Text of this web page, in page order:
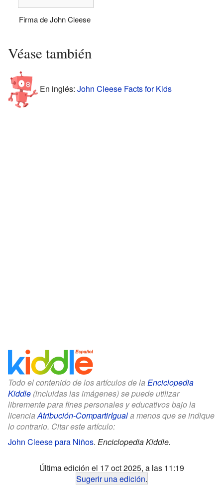
Firma de John Cleese
Véase también
En inglés: John Cleese Facts for Kids
Todo el contenido de los artículos de la Enciclopedia
Kiddle (incluidas las imágenes) se puede utilizar
libremente para fines personales y educativos bajo la
licencia Atribución-CompartirIguala menos que se indique
lo contrario. Citar este artículo:
John Cleese para Niños. Enciclopedia Kiddle.
Última edición el 17 oct 2025, a las 11:19
Sugerir una edición.